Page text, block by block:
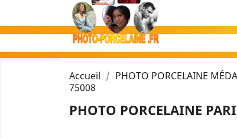
Accueil PHOTO PORCELAINE
75008
PHOTO PORCELAINE